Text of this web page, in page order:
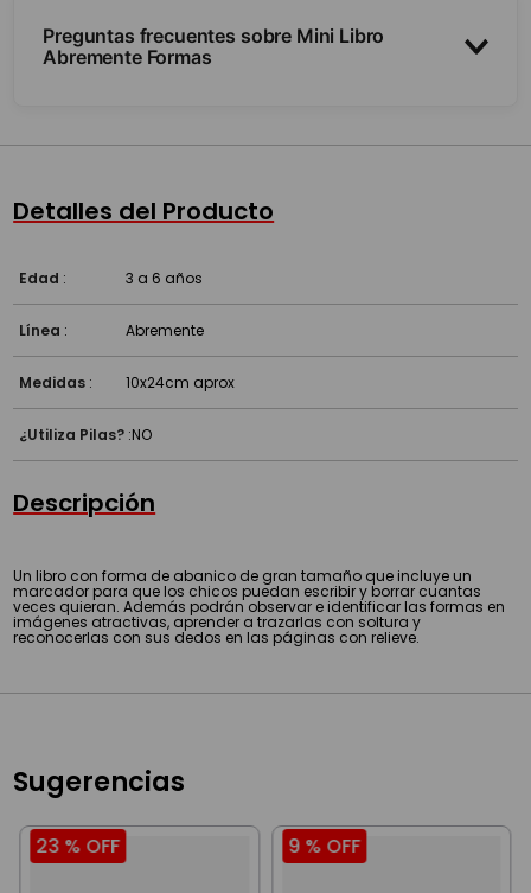
Preguntas frecuentes sobre Mini Libro
Abremente Formas
Detalles del Producto
Edad : 3 a 6 años
Línea : Abremente
Medidas : 10x24cm aprox
¿Utiliza Pilas? :NO
Descripción
Un libro con forma de abanico de gran tamaño que incluye un
marcador para que los chicos puedan escribir y borrar cuantas
veces quieran. Además podrán observar e identificar las formas en
imágenes atractivas, aprender a trazarlas con soltura y
reconocerlas con sus dedos en las páginas con relieve.
Sugerencias
23 % OFF 9 % OFF